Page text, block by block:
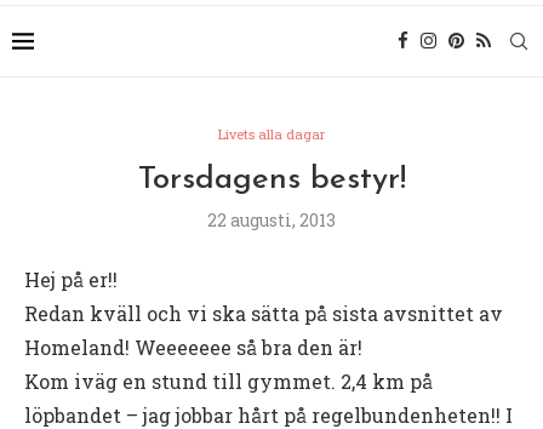
Livets alla dagar
Torsdagens bestyr!
22 augusti, 2013
Hej på er!!
Redan kväll och vi ska sätta på sista avsnittet av
Homeland! Weeeeeee så bra den är!
Kom iväg en stund till gymmet. 2,4 km på
löpbandet – jag jobbar hårt på regelbundenheten!! I